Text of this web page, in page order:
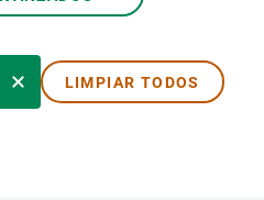
LIMPIAR TODOS